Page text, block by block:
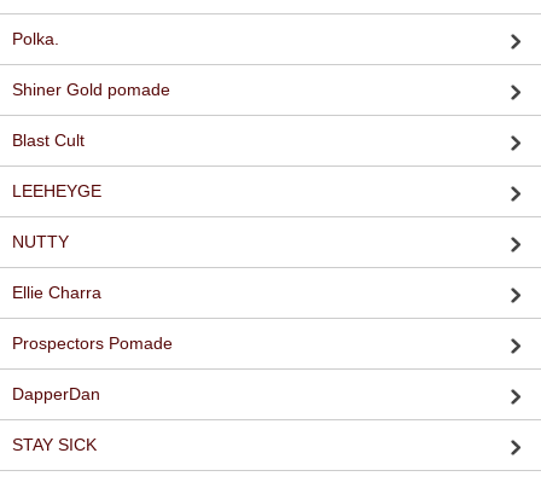
Polka.
Shiner Gold pomade
Blast Cult
LEEHEYGE
NUTTY
Ellie Charra
Prospectors Pomade
DapperDan
STAY SICK